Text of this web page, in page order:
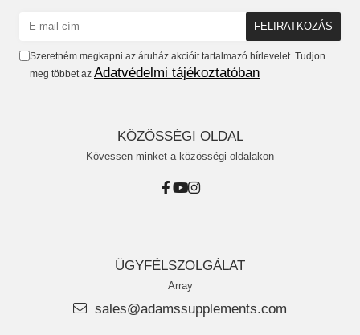
Szeretném megkapni az áruház akcióit tartalmazó hírlevelet. Tudjon
meg többet az Adatvédelmi tájékoztatóban
KÖZÖSSÉGI OLDAL
Kövessen minket a közösségi oldalakon
ÜGYFÉLSZOLGÁLAT
Array
sales@adamssupplements.com